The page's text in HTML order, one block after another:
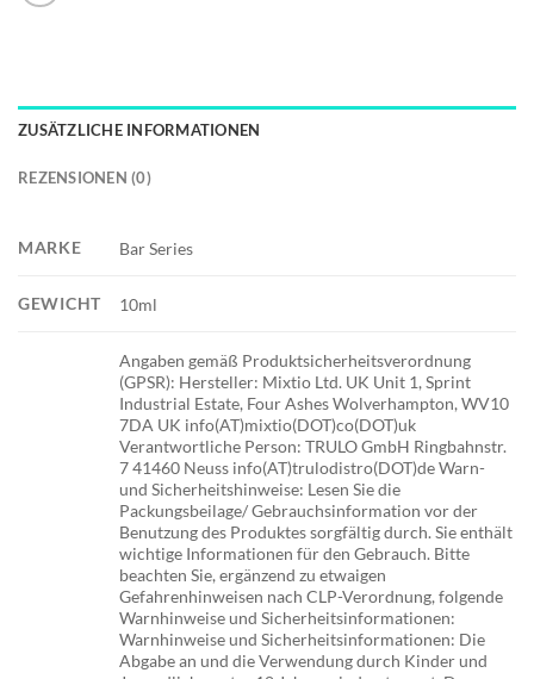
ZUSÄTZLICHE INFORMATIONEN
REZENSIONEN (0)
MARKE Bar Series
GEWICHT 10ml
Angaben gemäß Produktsicherheitsverordnung
(GPSR): Hersteller: Mixtio Ltd. UK Unit 1, Sprint
Industrial Estate, Four Ashes Wolverhampton, WV10
7DA UK info(AT)mixtio(DOT)co(DOT)uk
Verantwortliche Person: TRULO GmbH Ringbahnstr.
7 41460 Neuss info(AT)trulodistro(DOT)de Warn-
und Sicherheitshinweise: Lesen Sie die
Packungsbeilage/ Gebrauchsinformation vor der
Benutzung des Produktes sorgfältig durch. Sie enthält
wichtige Informationen für den Gebrauch. Bitte
beachten Sie, ergänzend zu etwaigen
Gefahrenhinweisen nach CLP-Verordnung, folgende
Warnhinweise und Sicherheitsinformationen:
Warnhinweise und Sicherheitsinformationen: Die
Abgabe an und die Verwendung durch Kinder und